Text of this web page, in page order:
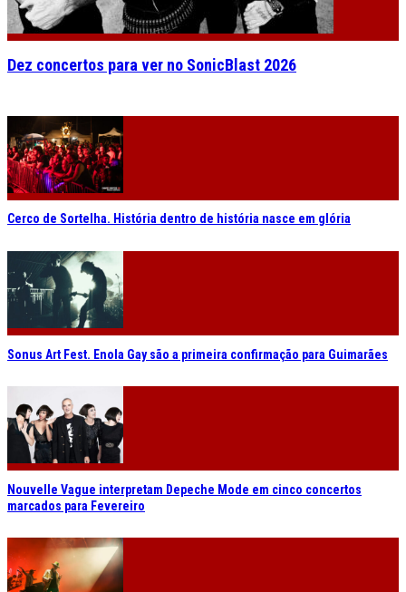
Dez concertos para ver no SonicBlast 2026
Cerco de Sortelha. História dentro de história nasce em glória
Sonus Art Fest. Enola Gay são a primeira confirmação para Guimarães
Nouvelle Vague interpretam Depeche Mode em cinco concertos
marcados para Fevereiro